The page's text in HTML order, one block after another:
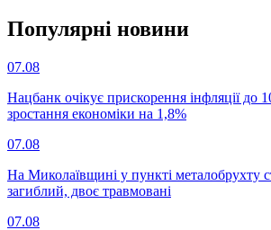
Популярнi новини
07.08
Нацбанк очікує прискорення інфляції до
зростання економіки на 1,8%
07.08
На Миколаївщині у пункті металобрухту
загиблий, двоє травмовані
07.08